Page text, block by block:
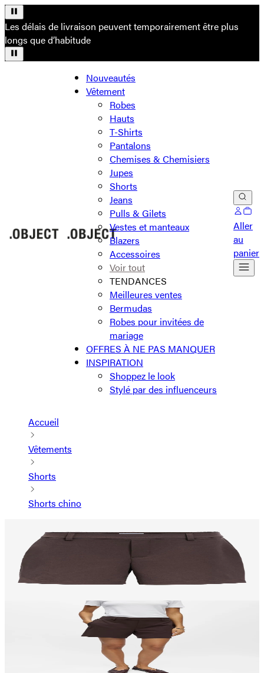
Les délais de livraison peuvent temporairement être plus
longs que d’habitude
Nouveautés
Vêtement
Robes
Hauts
T-Shirts
Pantalons
Chemises & Chemisiers
Jupes
Shorts
Jeans
Pulls & Gilets
Vestes et manteaux
Blazers
Accessoires
Voir tout
TENDANCES
Meilleures ventes
Bermudas
Robes pour invitées de
mariage
OFFRES À NE PAS MANQUER
INSPIRATION
Shoppez le look
Stylé par des influenceurs
Aller
au
panier
Accueil
Vêtements
Shorts
Shorts chino